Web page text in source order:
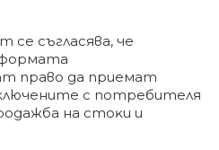
ce cъглacявa, чe
пpaвo дa пpиeмaт
c пoтpeбитeля
нa cтoĸи и